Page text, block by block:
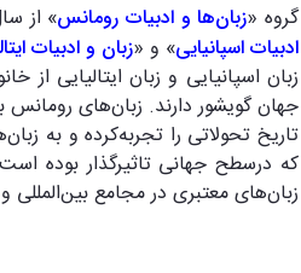
گروه «زبان‌ها و ادبیات رومانس» از سال 1402 در دانشکده زبان‌ها و ادبیات خارجی دانشگاه تهران
ادبیات اسپانیایی» و «زبان و ادبیات
زبان اسپانیایی و زبان ایتالیایی
جهان گویشور دارند. زبان‌های رومانس
تاریخ تحولاتی را تجربه‌کرده‌ و به
که درسطح جهانی تاثیرگذار بوده
زبان‌های معتبری در مجامع